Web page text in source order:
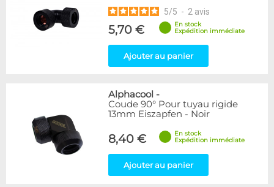
5/5 - 2 avis
5,70 €
En stock
Expédition immédiate
Ajouter au panier
Alphacool -
Coude 90° Pour tuyau rigide
13mm Eiszapfen - Noir
8,40 €
En stock
Expédition immédiate
Ajouter au panier